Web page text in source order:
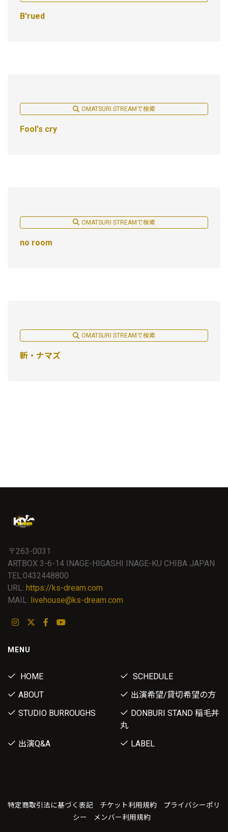
B'rued
OMATSURI STREAMで検索
Fool's cry
OMATSURI STREAMで検索
no room
OMATSURI STREAMで検索
新・ナマズ
〒263-0031
ARTBOX 3-6-14 INAGE-HIGASHI INAGE-KU CHIBA JAPAN
TEL:0432448800
URL: https://ks-dream.com
MAIL: livehouse@ks-dream.com
MENU
HOME
SCHEDULE
ABOUT
出演希望/貸切希望の方
STUDIO BURROUGHS
DONBURI STAND 稲毛丼
丸
出演Q&A
LABEL
特定商取引法に基づく表記 チケット利用規約
プライバシーポリ
シー
メンバー利用規約